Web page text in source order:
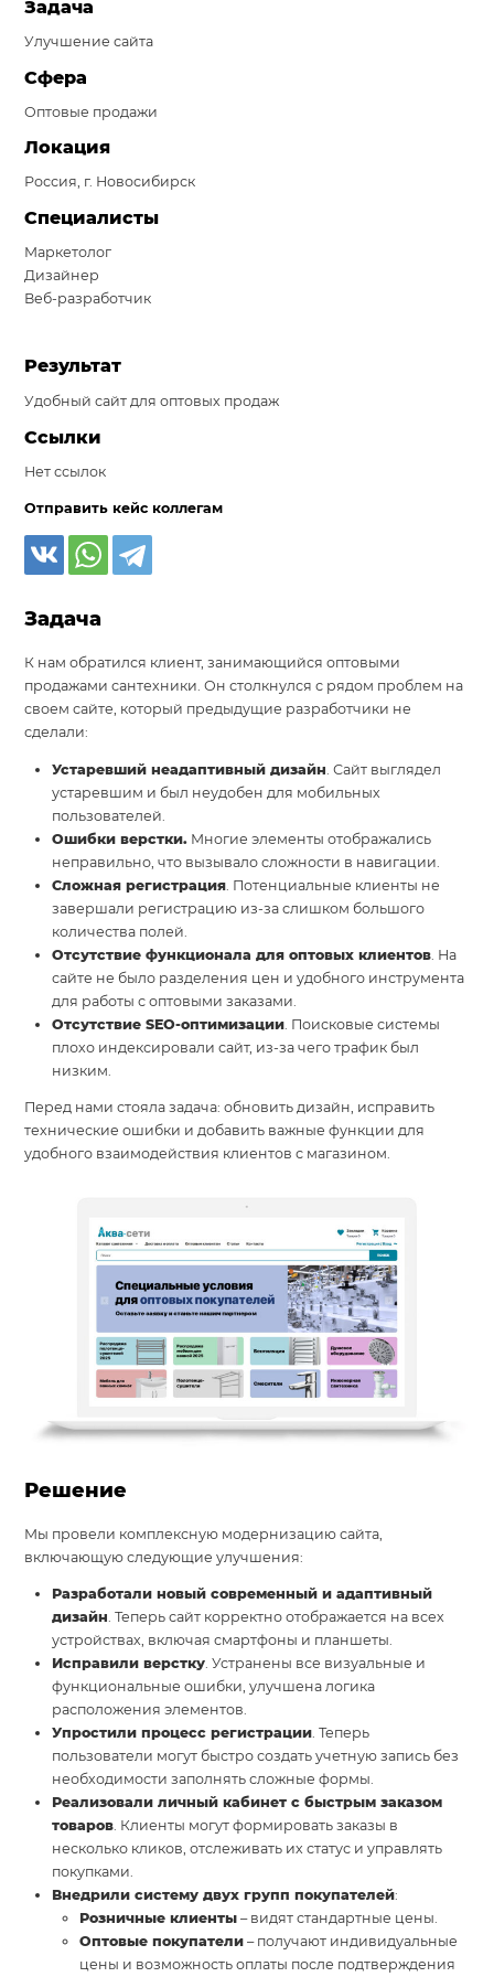
Система продаж для мебельного бизнеса
Система продаж для туристического бизнеса
Повышение конверсии сайтов
Блог
Контакты
Задача
Улучшение сайта
Сфера
Оптовые продажи
Локация
Россия, г. Новосибирск
Специалисты
Маркетолог
Дизайнер
Веб-разработчик
Результат
Удобный сайт для оптовых продаж
Ссылки
Нет ссылок
Отправить кейс коллегам
Задача
К нам обратился клиент, занимающийся оптовыми
продажами сантехники. Он столкнулся с рядом проблем на
своем сайте, который предыдущие разработчики не
сделали:
Устаревший неадаптивный дизайн. Сайт выглядел
устаревшим и был неудобен для мобильных
пользователей.
Ошибки верстки. Многие элементы отображались
неправильно, что вызывало сложности в навигации.
Сложная регистрация. Потенциальные клиенты не
завершали регистрацию из-за слишком большого
количества полей.
Отсутствие функционала для оптовых клиентов. На
сайте не было разделения цен и удобного инструмента
для работы с оптовыми заказами.
Отсутствие SEO-оптимизации. Поисковые системы
плохо индексировали сайт, из-за чего трафик был
низким.
Перед нами стояла задача: обновить дизайн, исправить
технические ошибки и добавить важные функции для
удобного взаимодействия клиентов с магазином.
Решение
Мы провели комплексную модернизацию сайта,
включающую следующие улучшения:
Разработали новый современный и адаптивный
дизайн. Теперь сайт корректно отображается на всех
устройствах, включая смартфоны и планшеты.
Исправили верстку. Устранены все визуальные и
функциональные ошибки, улучшена логика
расположения элементов.
Упростили процесс регистрации. Теперь
пользователи могут быстро создать учетную запись без
необходимости заполнять сложные формы.
Реализовали личный кабинет с быстрым заказом
товаров. Клиенты могут формировать заказы в
несколько кликов, отслеживать их статус и управлять
покупками.
Внедрили систему двух групп покупателей:
Розничные клиенты – видят стандартные цены.
Оптовые покупатели – получают индивидуальные
цены и возможность оплаты после подтверждения